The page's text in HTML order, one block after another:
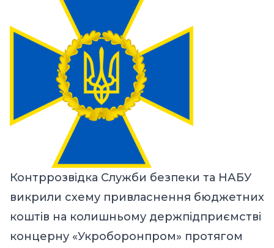
Контррозвідка Служби безпеки та НАБУ
викрили схему привласнення бюджетних
коштів на колишньому держпідприємстві
концерну «Укроборонпром» протягом